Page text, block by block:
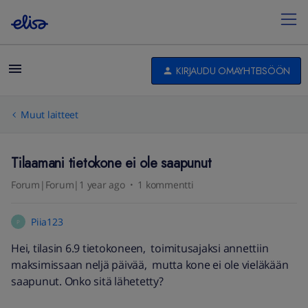
KIRJAUDU OMAYHTEISÖÖN
Muut laitteet
Tilaamani tietokone ei ole saapunut
Forum|Forum|1 year ago 1 kommentti
P Piia123
Hei, tilasin 6.9 tietokoneen, toimitusajaksi annettiin
maksimissaan neljä päivää, mutta kone ei ole vieläkään
saapunut. Onko sitä lähetetty?